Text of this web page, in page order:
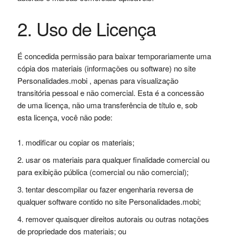
2. Uso de Licença
É concedida permissão para baixar temporariamente uma
cópia dos materiais (informações ou software) no site
Personalidades.mobi , apenas para visualização
transitória pessoal e não comercial. Esta é a concessão
de uma licença, não uma transferência de título e, sob
esta licença, você não pode:
modificar ou copiar os materiais;
usar os materiais para qualquer finalidade comercial ou
para exibição pública (comercial ou não comercial);
tentar descompilar ou fazer engenharia reversa de
qualquer software contido no site Personalidades.mobi;
remover quaisquer direitos autorais ou outras notações
de propriedade dos materiais; ou